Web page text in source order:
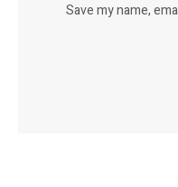
Save my name,